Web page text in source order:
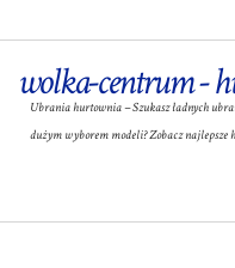
wolka-centrum -
Ubrania hurtownia – Szukasz ładnych
dużym wyborem modeli? Zobacz najlepsze